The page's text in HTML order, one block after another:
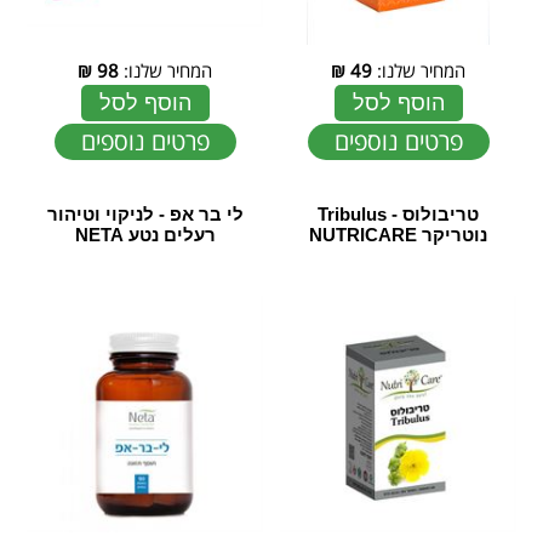
המחיר שלנו: 49
₪
הוסף לסל
פרטים נוספים
המחיר שלנו: 98
₪
הוסף לסל
פרטים נוספים
טריבולוס - Tribulus
נוטריקר NUTRICARE
לי בר אפ - לניקוי וטיהור
רעלים נטע NETA